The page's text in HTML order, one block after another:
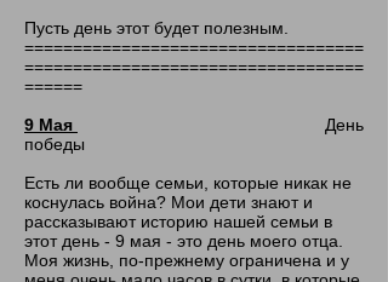
Пусть день этот будет полезным.
===================================
===================================
======
9 Мая
День
победы
Есть ли вообще семьи, которые никак не
коснулась война? Мои дети знают и
рассказывают историю нашей семьи в
этот день - 9 мая - это день моего отца.
Моя жизнь, по-прежнему ограничена и у